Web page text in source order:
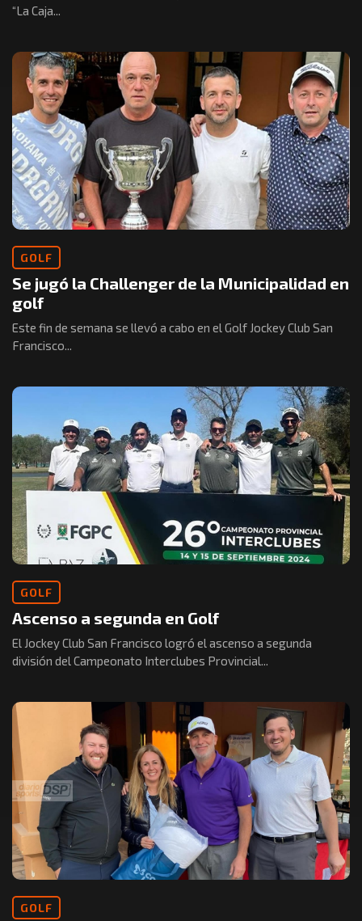
“La Caja...
GOLF
Se jugó la Challenger de la Municipalidad en
golf
Este fin de semana se llevó a cabo en el Golf Jockey Club San
Francisco...
GOLF
Ascenso a segunda en Golf
El Jockey Club San Francisco logró el ascenso a segunda
división del Campeonato Interclubes Provincial...
GOLF